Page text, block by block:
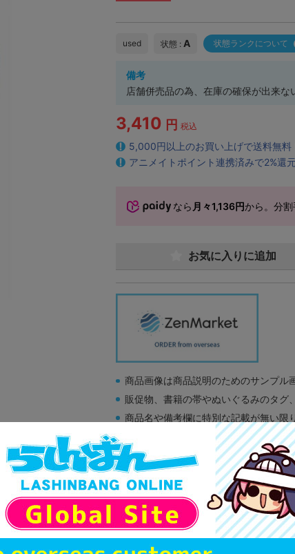
used 状態 : A 状態ランクについて
備考
店舗併売品の為、在庫の確保が出来な
3,410 円 税込
5,000円以上のお買い上げで送料無料
アニメイトポイント連携済みで2%還元
なら 月々1,136円から。分
お気に入りに追加
商品画像は商品説明のためのサンプル
販促物、書籍の帯やぬいぐるみのタグ
商品名や備考欄に特別な記載が無い限
「電池」は原則として保証対象外とな
ゲーム機本体には、SDカードなどの
ディスク類の読み取り面のキズに関し
す。
※詳細につきましてはコチラ